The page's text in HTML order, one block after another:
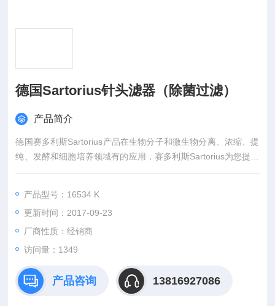
德国Sartorius针头滤器（除菌过滤）
产品简介
德国赛多利斯Sartorius产品在生物分子和微生物分离、浓缩、提
纯、发酵和细胞培养领域有的应用，赛多利斯Sartorius为您提供
多种规格过滤膜和滤器，根据您的具体应用，选择Z适合的产
产品型号：16534 K
更新时间：2017-09-23
厂商性质：经销商
访问量：1349
产品咨询 13816927086